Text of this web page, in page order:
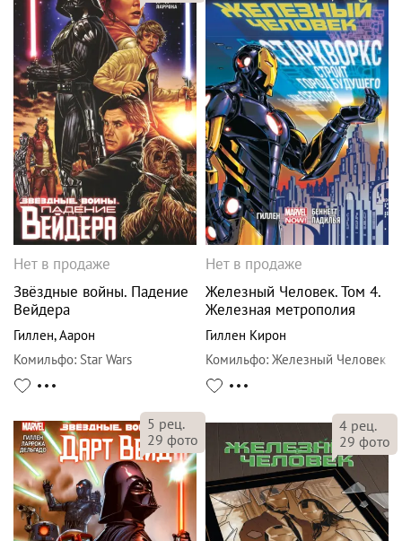
Нет в продаже
Звёздные войны. Падение
Вейдера
Гиллен,Аарон
Комильфо: Star Wars
Нет в продаже
Железный Человек. Том 4.
Железная метрополия
Гиллен Кирон
Комильфо: Железный Человек
5 рец.
29 фото
4 рец.
29 фото